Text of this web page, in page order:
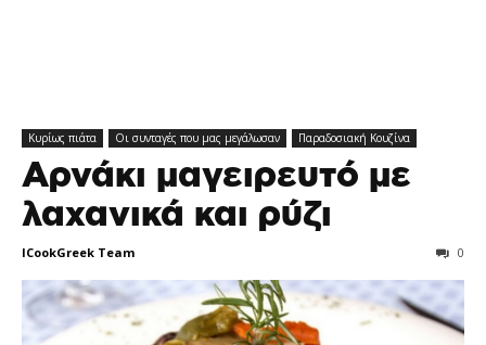
Κυρίως πιάτα Οι συνταγές που μας μεγάλωσαν Παραδοσιακή Κουζίνα
Αρνάκι μαγειρευτό με
λαχανικά και ρύζι
ICookGreek Team 0